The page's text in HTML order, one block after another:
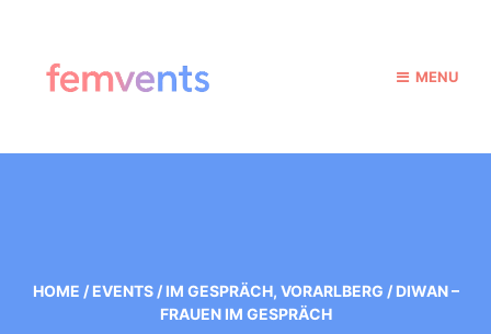
MENU
HOME / EVENTS / IM GESPRÄCH, VORARLBERG / DIWAN –
FRAUEN IM GESPRÄCH